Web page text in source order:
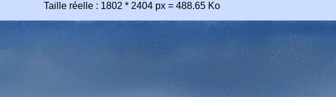
Taille réelle : 1802 * 2404 px = 488.65 Ko